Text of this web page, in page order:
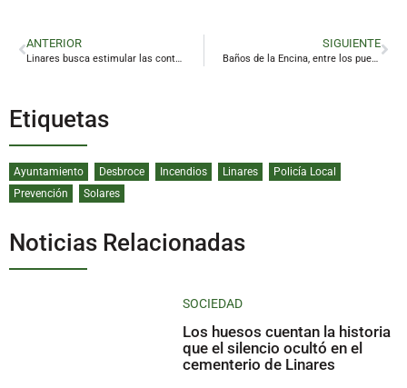
ANTERIOR
Linares busca estimular las contrataciones con ayudas a las empresas
SIGUIENTE
Baños de la Encina, entre los pueblos andaluces más virales y más buscados en internet
Etiquetas
Ayuntamiento Desbroce Incendios Linares
Policía Local
Prevención
Solares
Noticias Relacionadas
SOCIEDAD
Los huesos cuentan la historia
que el silencio ocultó en el
cementerio de Linares